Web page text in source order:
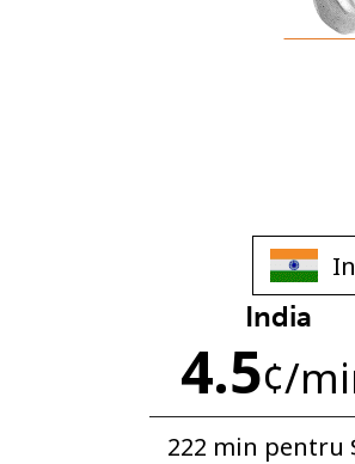
India
4.5¢/
222 min pentru